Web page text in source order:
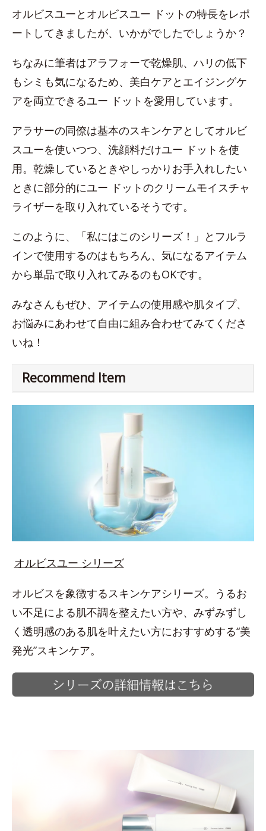
オルビスユーとオルビスユー ドットの特長をレポ
ートしてきましたが、いかがでしたでしょうか？
ちなみに筆者はアラフォーで乾燥肌、ハリの低下
もシミも気になるため、美白ケアとエイジングケ
アを両立できるユー ドットを愛用しています。
アラサーの同僚は基本のスキンケアとしてオルビ
スユーを使いつつ、洗顔料だけユー ドットを使
用。乾燥しているときやしっかりお手入れしたい
ときに部分的にユー ドットのクリームモイスチャ
ライザーを取り入れているそうです。
このように、「私にはこのシリーズ！」とフルラ
インで使用するのはもちろん、気になるアイテム
から単品で取り入れてみるのもOKです。
みなさんもぜひ、アイテムの使用感や肌タイプ、
お悩みにあわせて自由に組み合わせてみてくださ
いね！
Recommend Item
オルビスユー シリーズ
オルビスを象徴するスキンケアシリーズ。うるお
い不足による肌不調を整えたい方や、みずみずし
く透明感のある肌を叶えたい方におすすめする“美
発光”スキンケア。